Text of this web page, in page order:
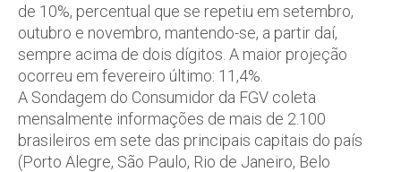
de 10%, percentual que se repetiu em setembro,
outubro e novembro, mantendo-se, a partir daí,
sempre acima de dois dígitos. A maior projeção
ocorreu em fevereiro último: 11,4%.
A Sondagem do Consumidor da FGV coleta
mensalmente informações de mais de 2.100
brasileiros em sete das principais capitais do país
(Porto Alegre, São Paulo, Rio de Janeiro, Belo